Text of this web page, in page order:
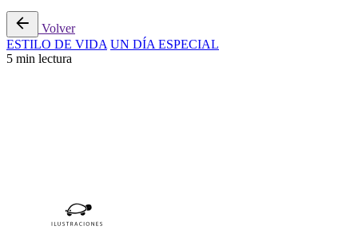
Volver
ESTILO DE VIDA UN DÍA ESPECIAL
5 min lectura